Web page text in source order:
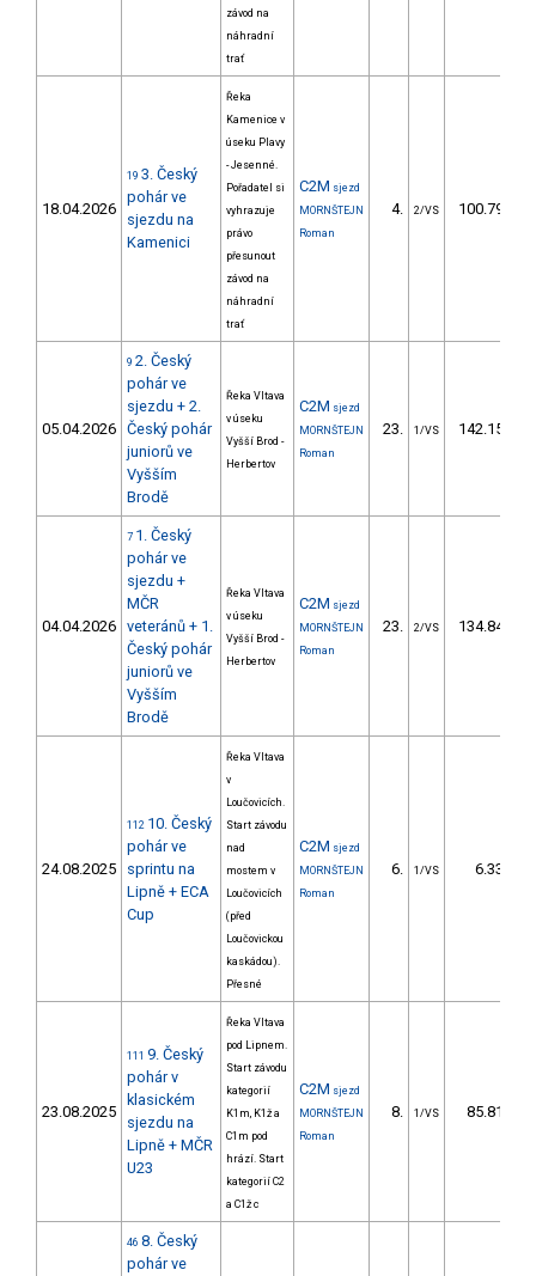
závod na
náhradní
trať
18.04.2026
19 3. Český
pohár ve
sjezdu na
Kamenici
Řeka
Kamenice v
úseku Plavy
- Jesenné.
Pořadatel si
vyhrazuje
právo
přesunout
závod na
náhradní
trať
C2M sjezd
MORNŠTEJN
Roman
4. 2/VS 100.79
05.04.2026
9 2. Český
pohár ve
sjezdu + 2.
Český pohár
juniorů ve
Vyšším
Brodě
Řeka Vltava
v úseku
Vyšší Brod -
Herbertov
C2M sjezd
MORNŠTEJN
Roman
23. 1/VS 142.15
04.04.2026
7 1. Český
pohár ve
sjezdu +
MČR
veteránů + 1.
Český pohár
juniorů ve
Vyšším
Brodě
Řeka Vltava
v úseku
Vyšší Brod -
Herbertov
C2M sjezd
MORNŠTEJN
Roman
23. 2/VS 134.84
24.08.2025
112 10. Český
pohár ve
sprintu na
Lipně + ECA
Cup
Řeka Vltava
v
Loučovicích.
Start závodu
nad
mostem v
Loučovicích
(před
Loučovickou
kaskádou).
Přesné
C2M sjezd
MORNŠTEJN
Roman
6. 1/VS 6.33
23.08.2025
111 9. Český
pohár v
klasickém
sjezdu na
Lipně + MČR
U23
Řeka Vltava
pod Lipnem.
Start závodu
kategorií
K1m, K1ž a
C1m pod
hrází. Start
kategorií C2
a C1ž c
C2M sjezd
MORNŠTEJN
Roman
8. 1/VS 85.81
46 8. Český
pohár ve